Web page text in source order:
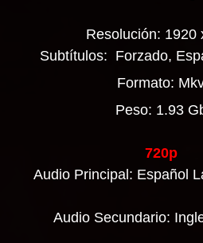
Resolución: 1920
Subtítulos: Forzado,
Formato:
Peso: 1.93
720p
Audio Principal: Español
Audio Secundario: